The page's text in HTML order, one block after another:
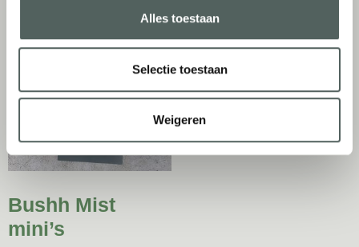
Alles toestaan
Selectie toestaan
Weigeren
Bushh Mist
mini’s